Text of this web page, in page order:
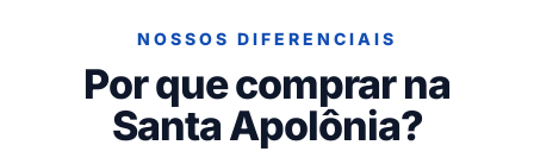
NOSSOS DIFERENCIAIS
Por que comprar na
Santa Apolônia?